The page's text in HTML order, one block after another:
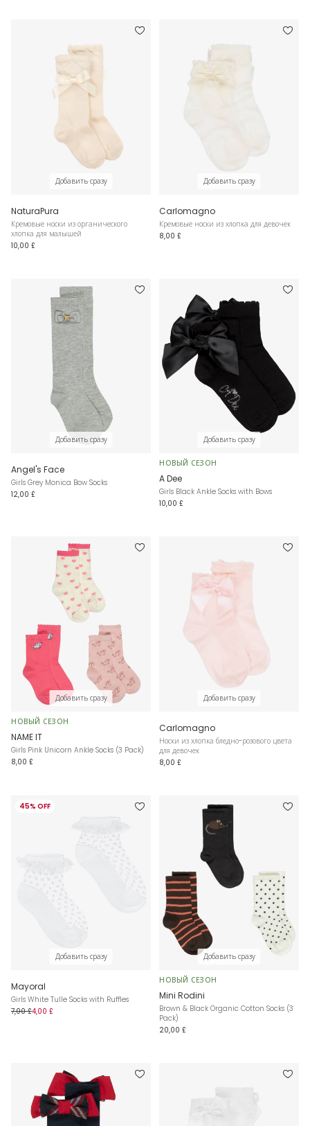
Добавить сразу
NaturaPura
Кремовые носки из органического
хлопка для малышей
10,00 £
Добавить сразу
Carlomagno
Кремовые носки из хлопка для девочек
8,00 £
Добавить сразу
Angel's Face
Girls Grey Monica Bow Socks
12,00 £
Добавить сразу
НОВЫЙ СЕЗОН
A Dee
Girls Black Ankle Socks with Bows
10,00 £
Добавить сразу
НОВЫЙ СЕЗОН
NAME IT
Girls Pink Unicorn Ankle Socks (3 Pack)
8,00 £
Добавить сразу
Carlomagno
Носки из хлопка бледно-розового цвета
для девочек
8,00 £
45% OFF
Добавить сразу
Mayoral
Girls White Tulle Socks with Ruffles
7,00 £4,00 £
Добавить сразу
НОВЫЙ СЕЗОН
Mini Rodini
Brown & Black Organic Cotton Socks (3
Pack)
20,00 £